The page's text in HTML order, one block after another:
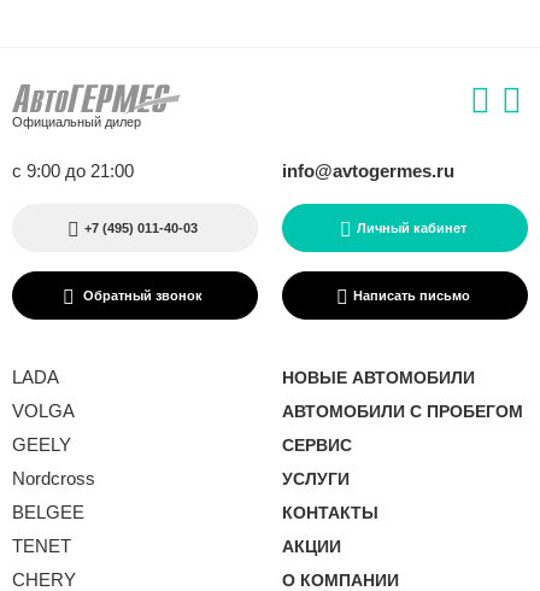
Официальный дилер
с 9:00 до 21:00 info@avtogermes.ru
+7 (495) 011-40-03 Личный кабинет
Обратный звонок Написать письмо
LADA
VOLGA
GEELY
Nordcross
BELGEE
TENET
CHERY
НОВЫЕ АВТОМОБИЛИ
АВТОМОБИЛИ С ПРОБЕГОМ
СЕРВИС
УСЛУГИ
КОНТАКТЫ
АКЦИИ
О КОМПАНИИ